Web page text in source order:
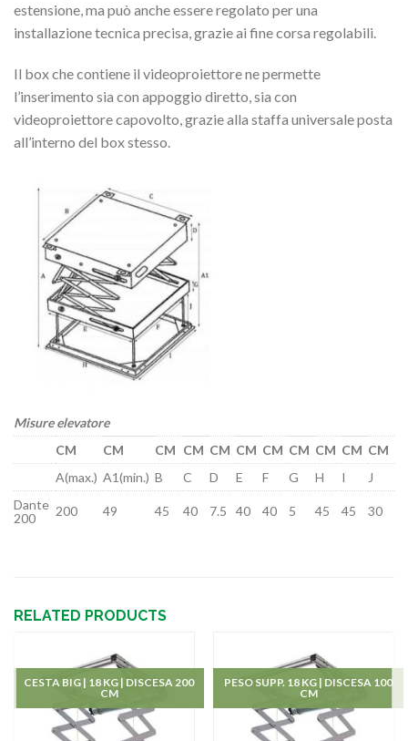
estensione, ma può anche essere regolato per una
installazione tecnica precisa, grazie ai fine corsa regolabili.
Il box che contiene il videoproiettore ne permette
l’inserimento sia con appoggio diretto, sia con
videoproiettore capovolto, grazie alla staffa universale posta
all’interno del box stesso.
Misure elevatore
CM
CM CM CM CM CM CM CM CM CM CM
A(max.) A1(min.) B C D E F G H I
J
Dante
200
200 49 45 40 7.5 40 40 5 45 45 30
RELATED PRODUCTS
CESTA BIG | 18 KG | DISCESA 200
CM
PESO SUPP. 18 KG | DISCESA 100
CM